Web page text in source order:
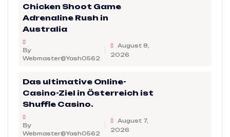
Chicken Shoot Game
Adrenaline Rush in
Australia
By
Webmaster@Yash0562
August 8,
2026
Das ultimative Online-
Casino-Ziel in Österreich ist
Shuffle Casino.
By
Webmaster@Yash0562
August 7,
2026